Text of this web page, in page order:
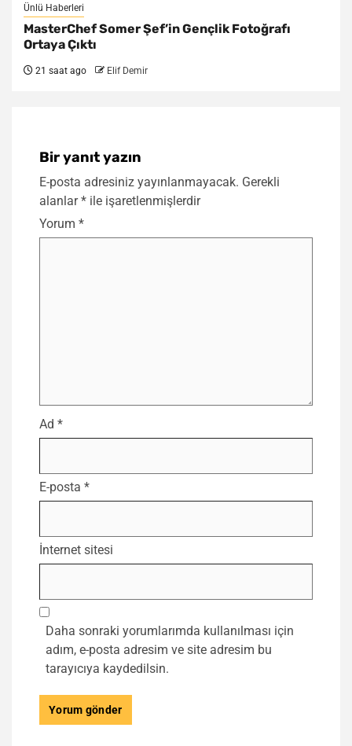
Ünlü Haberleri
MasterChef Somer Şef’in Gençlik Fotoğrafı
Ortaya Çıktı
21 saat ago Elif Demir
Bir yanıt yazın
E-posta adresiniz yayınlanmayacak. Gerekli
alanlar* ile işaretlenmişlerdir
Yorum *
Ad *
E-posta *
İnternet sitesi
Daha sonraki yorumlarımda kullanılması için
adım, e-posta adresim ve site adresim bu
tarayıcıya kaydedilsin.